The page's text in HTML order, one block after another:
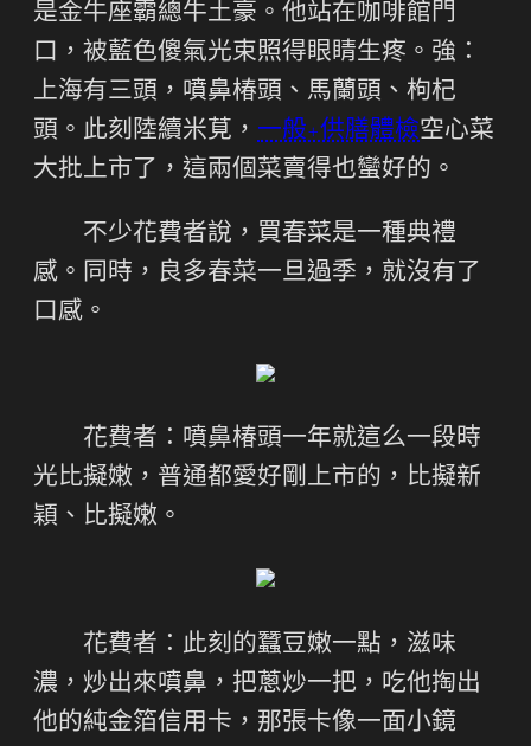
是金牛座霸總牛土豪。他站在咖啡館門
口，被藍色傻氣光束照得眼睛生疼。強：
上海有三頭，噴鼻椿頭、馬蘭頭、枸杞
頭。此刻陸續米莧， 一般+供膳體檢空心菜
大批上市了，這兩個菜賣得也蠻好的。
不少花費者說，買春菜是一種典禮
感。同時，良多春菜一旦過季，就沒有了
口感。
花費者：噴鼻椿頭一年就這么一段時
光比擬嫩，普通都愛好剛上市的，比擬新
穎、比擬嫩。
花費者：此刻的蠶豆嫩一點，滋味
濃，炒出來噴鼻，把蔥炒一把，吃他掏出
他的純金箔信用卡，那張卡像一面小鏡